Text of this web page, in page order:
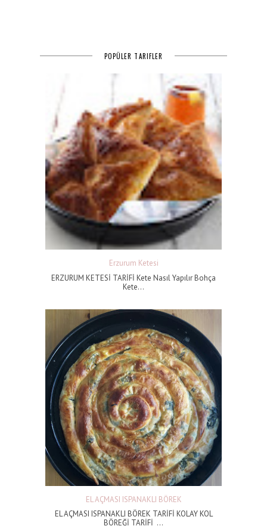
POPÜLER TARIFLER
Erzurum Ketesi
ERZURUM KETESİ TARİFİ Kete Nasıl Yapılır Bohça
Kete...
EL AÇMASI ISPANAKLI BÖREK
EL AÇMASI ISPANAKLI BÖREK TARİFİ KOLAY KOL
BÖREĞİ TARİFİ ...